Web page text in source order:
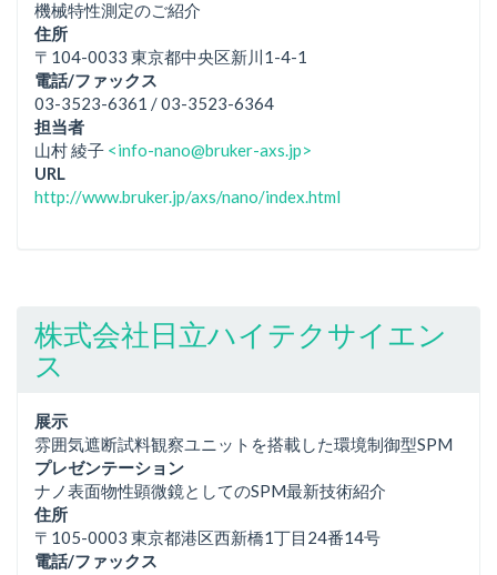
機械特性測定のご紹介
住所
〒104-0033 東京都中央区新川1-4-1
電話/ファックス
03-3523-6361 / 03-3523-6364
担当者
山村 綾子 <info-nano@bruker-axs.jp>
URL
http://www.bruker.jp/axs/nano/index.html
株式会社日立ハイテクサイエン
ス
展示
雰囲気遮断試料観察ユニットを搭載した環境制御型SPM
プレゼンテーション
ナノ表面物性顕微鏡としてのSPM最新技術紹介
住所
〒105-0003 東京都港区西新橋1丁目24番14号
電話/ファックス